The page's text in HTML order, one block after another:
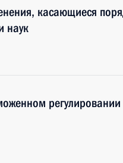
касающиеся
наук
регулировании